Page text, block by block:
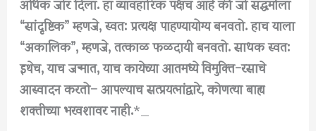
“सांदृष्टिक” म्हणजे, स्वत: प्रत्यक्ष पाहण्यायोग्य बनवतो. हाच याला
“अकालिक”, म्हणजे, तत्काळ फळदायी बनवतो. साधक स्वत:
इथेच, याच जन्मात, याच कायेच्या आतमध्ये विमुक्ति-रसाचे
आस्वादन करतो– आपल्याच सत्प्रयत्नांद्वारे, कोणत्या बाह्य
शक्तीच्या भरवशावर नाही.*_